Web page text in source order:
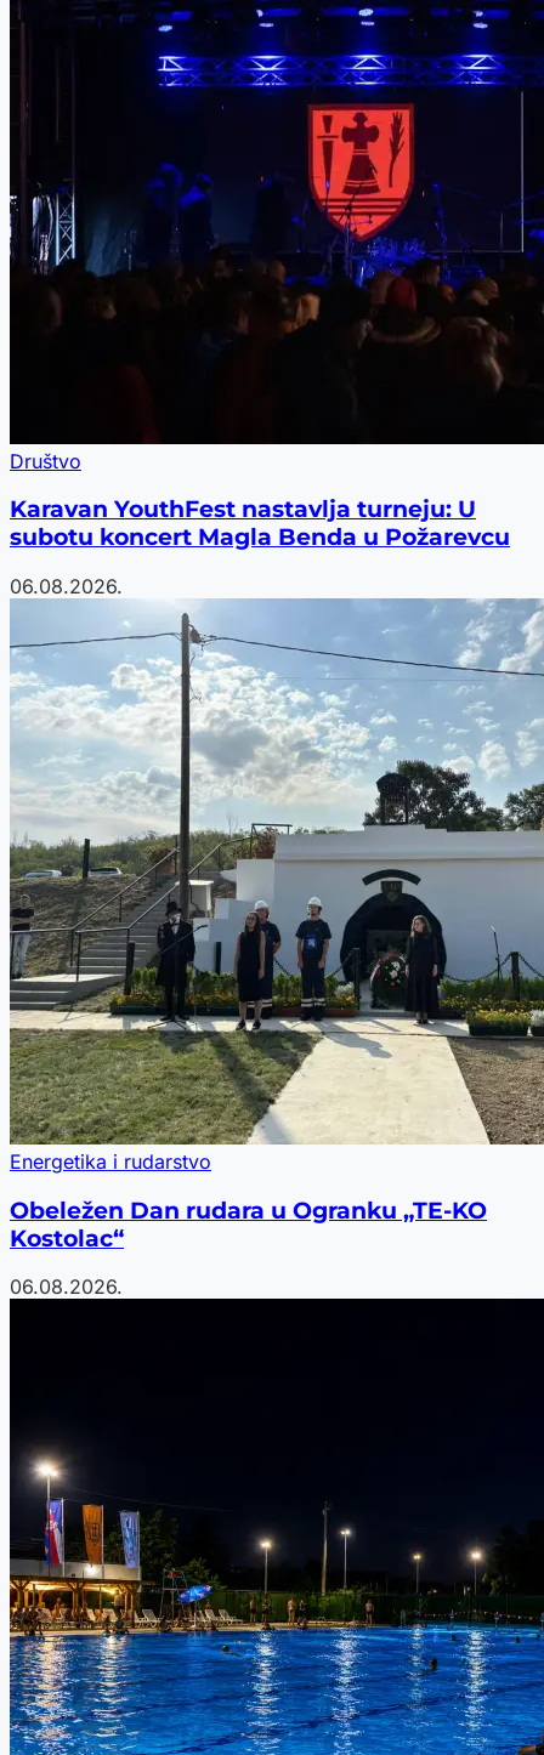
Društvo
Karavan YouthFest nastavlja turneju: U
subotu koncert Magla Benda u Požarevcu
06.08.2026.
Energetika i rudarstvo
Obeležen Dan rudara u Ogranku „TE-KO
Kostolac“
06.08.2026.